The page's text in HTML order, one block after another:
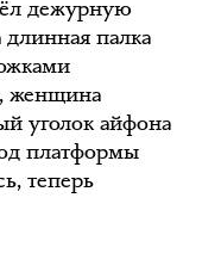
дежурную
палка
женщина
уголок айфона
платформы
теперь